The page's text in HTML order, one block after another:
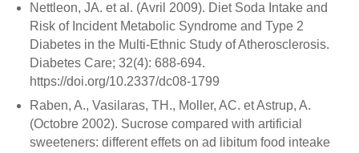
Nettleon, JA. et al. (Avril 2009). Diet Soda Intake and
Risk of Incident Metabolic Syndrome and Type 2
Diabetes in the Multi-Ethnic Study of Atherosclerosis.
Diabetes Care; 32(4): 688-694.
https://doi.org/10.2337/dc08-1799
Raben, A., Vasilaras, TH., Moller, AC. et Astrup, A.
(Octobre 2002). Sucrose compared with artificial
sweeteners: different effets on ad libitum food inteake